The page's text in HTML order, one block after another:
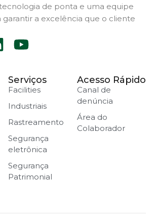
de ponta e uma equipe
garantir a excelência que o cliente
Serviços
Facilities
Industriais
Rastreamento
Segurança
eletrônica
Segurança
Patrimonial
Acesso Rápido
Canal de
denúncia
Área do
Colaborador